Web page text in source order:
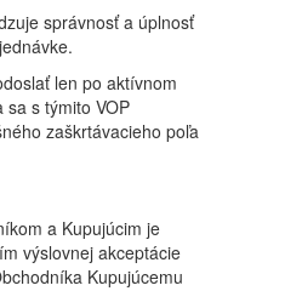
správnosť a úplnosť
len po aktívnom
s týmito VOP
zaškrtávacieho poľa
a Kupujúcim je
výslovnej akceptácie
Kupujúcemu